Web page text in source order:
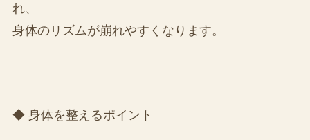
れ、
身体のリズムが崩れやすくなります。
◆ 身体を整えるポイント